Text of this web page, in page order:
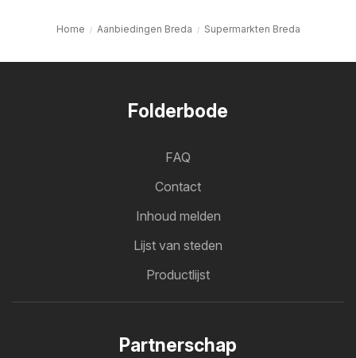
Home Aanbiedingen Breda Supermarkten Breda
Folderbode
FAQ
Contact
Inhoud melden
Lijst van steden
Productlijst
Partnerschap